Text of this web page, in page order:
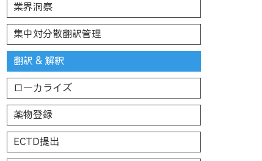
業界洞察
集中対分散翻訳管理
翻訳 & 解釈
ローカライズ
薬物登録
ECTD提出